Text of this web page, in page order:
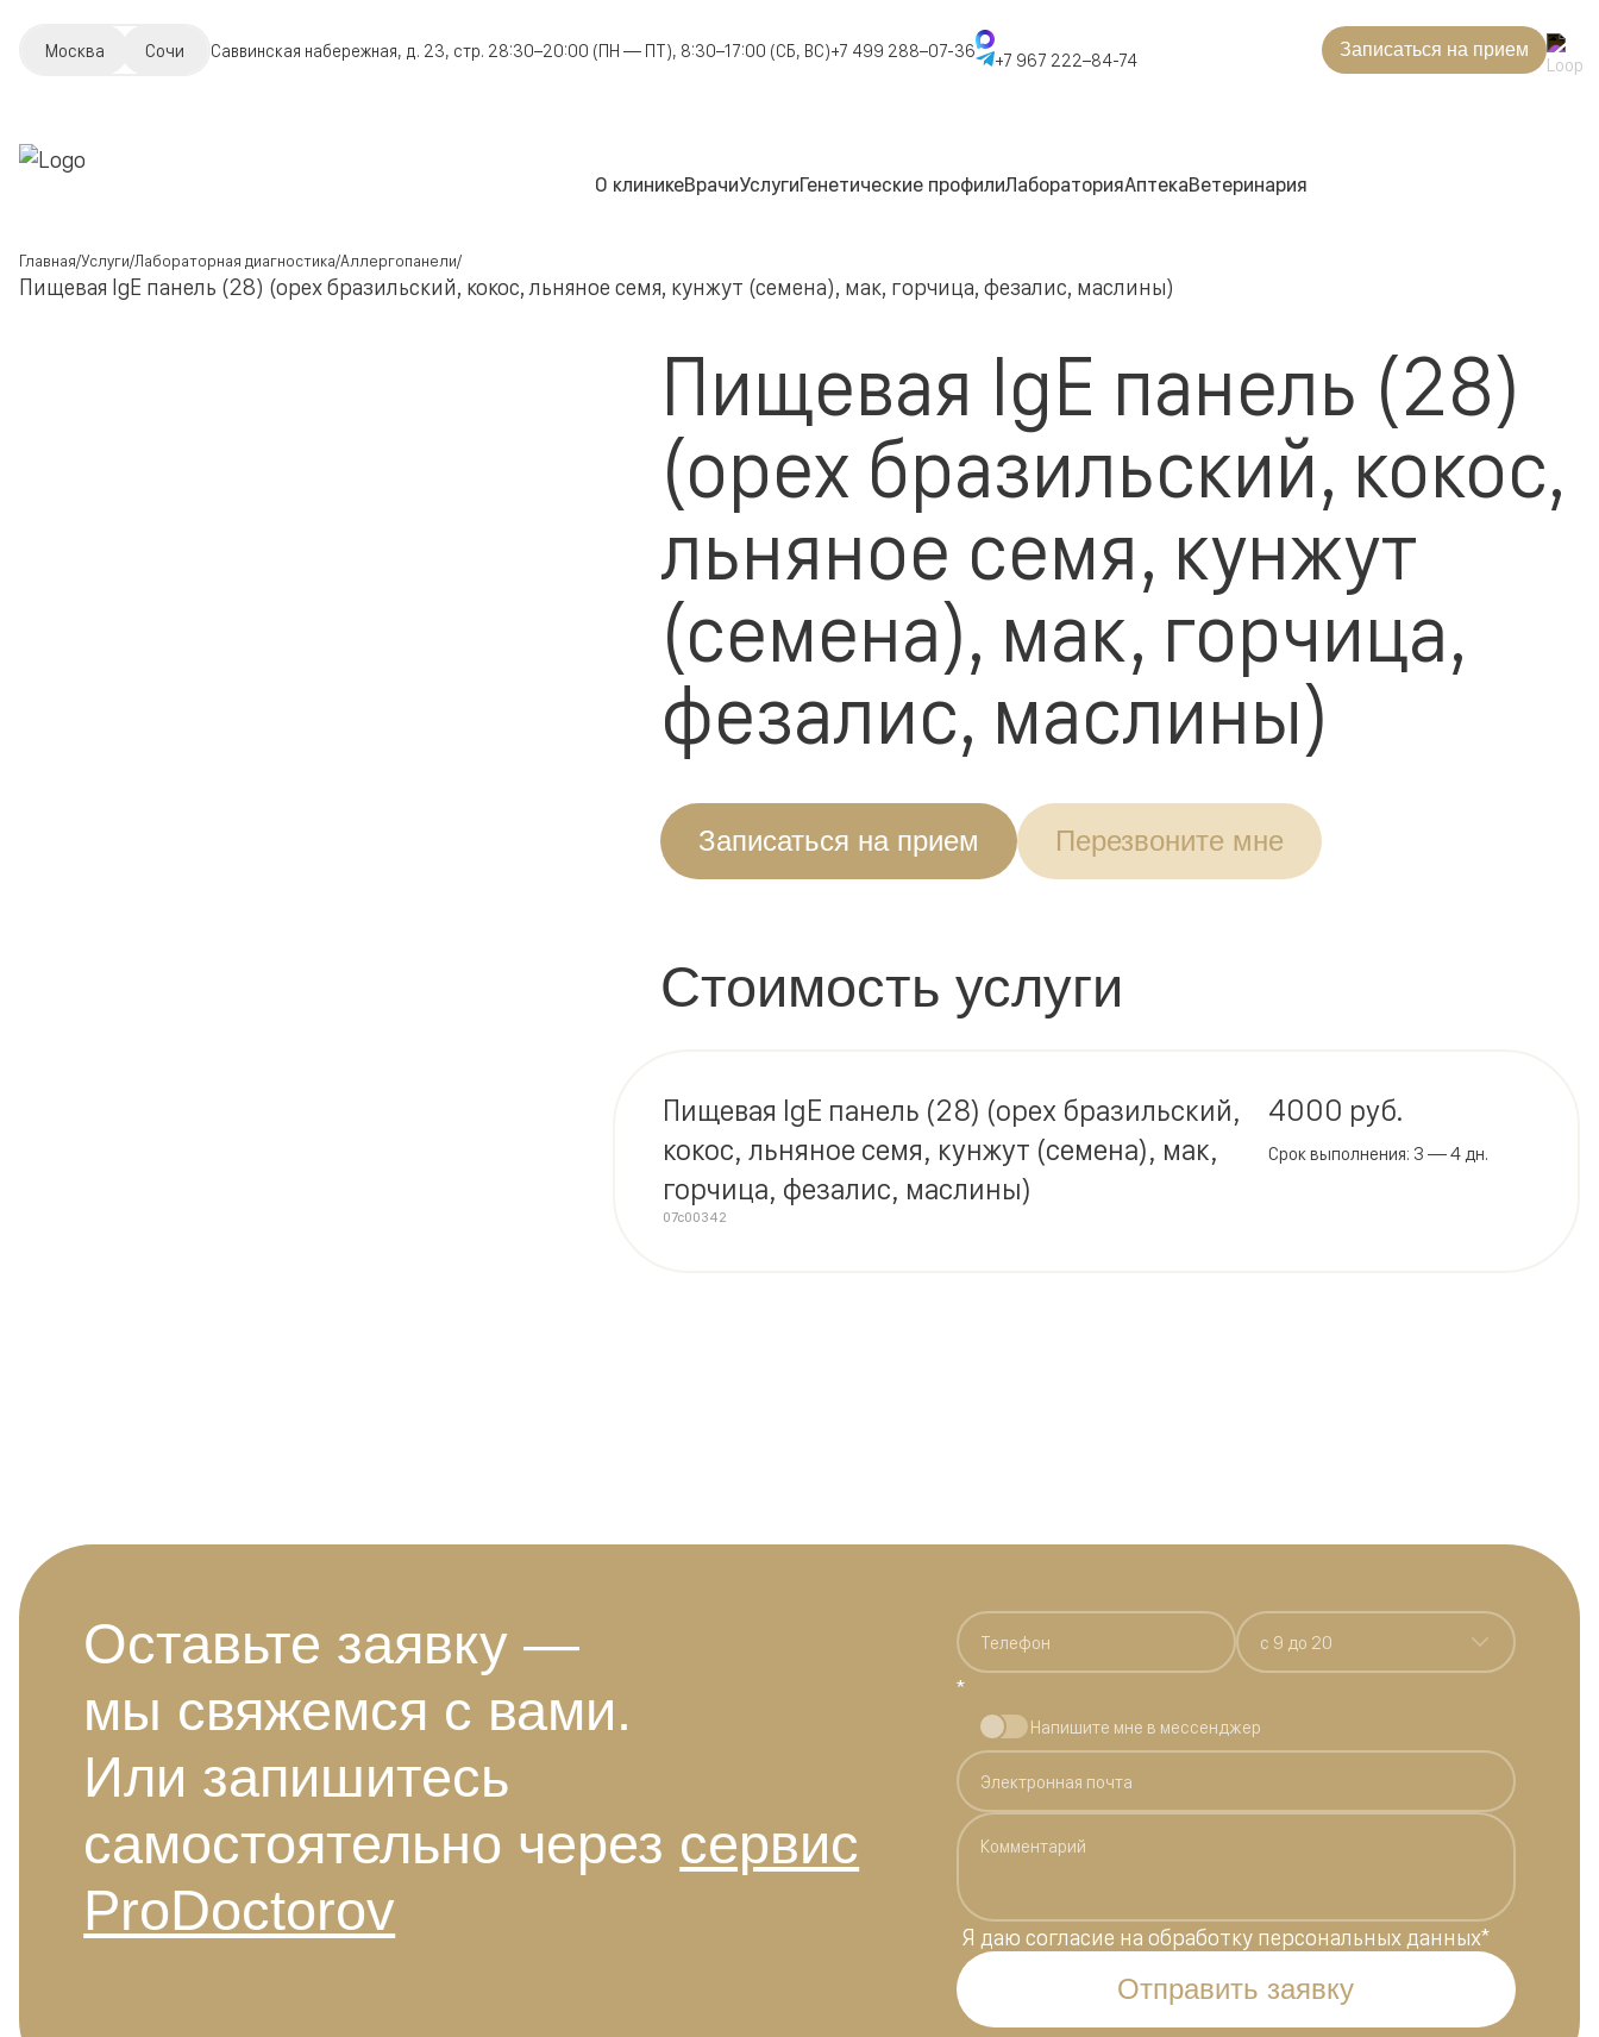
Москва Сочи Саввинская набережная, д. 23, стр. 28:30–20:00 (ПН — ПТ), 8:30–17:00 (СБ, ВС)+7 499 288–07-36 +7 967 222–84-74 Записаться на прием
О клиникеВрачиУслугиГенетические профилиЛабораторияАптекаВетеринария
Главная Услуги Лабораторная диагностика Аллергопанели
Пищевая IgE панель (28) (орех бразильский, кокос, льняное семя, кунжут (семена), мак, горчица, фезалис, маслины)
Пищевая IgE панель (28)
(орех бразильский, кокос,
льняное семя, кунжут
(семена), мак, горчица,
фезалис, маслины)
Записаться на прием Перезвоните мне
Стоимость услуги
Пищевая IgE панель (28) (орех бразильский,
кокос, льняное семя, кунжут (семена), мак,
горчица, фезалис, маслины)
07c00342
4000 руб.
Срок выполнения: 3 — 4 дн.
Оставьте заявку —
мы свяжемся с вами.
Или запишитесь
самостоятельно через сервис
ProDoctorov
*
c 9 до 20
Напишите мне в мессенджер
Я даю согласие на обработку персональных данных*
Отправить заявку